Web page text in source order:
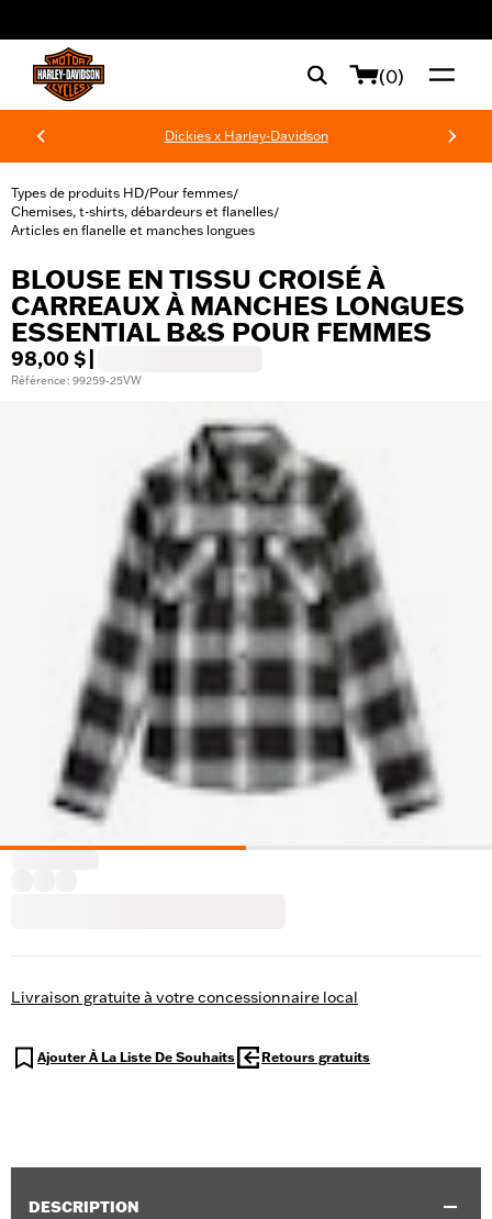
(0)
Dickies x Harley-Davidson
Types de produits HD/Pour femmes/
Chemises, t-shirts, débardeurs et flanelles/
Articles en flanelle et manches longues
BLOUSE EN TISSU CROISÉ À
CARREAUX À MANCHES LONGUES
ESSENTIAL B&S POUR FEMMES
98,00 $
Référence : 99259-25VW
Livraison gratuite à votre concessionnaire local
Ajouter À La Liste De Souhaits Retours gratuits
DESCRIPTION